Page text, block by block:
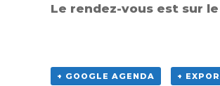
Le rendez-vous est sur
+ GOOGLE AGENDA +